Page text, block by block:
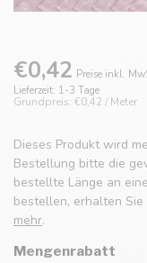
€0,42 Preise inkl.
Lieferzeit: 1-3 Tage
Grundpreis: €0,42 / Meter
Dieses Produkt wird
Bestellung bitte die
bestellte Länge an
bestellen, erhalten
mehr.
Mengenrabatt